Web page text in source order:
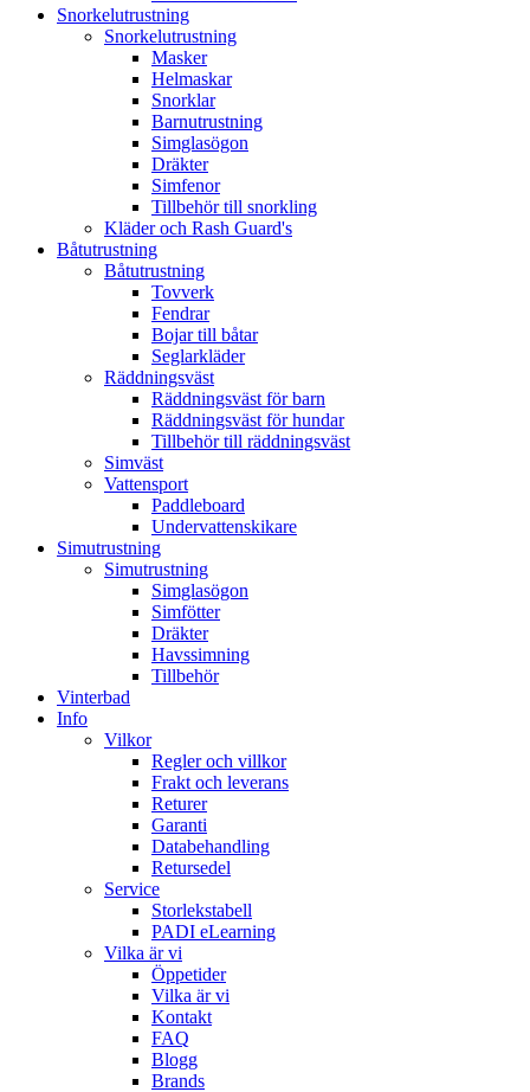
Snorkelutrustning
Snorkelutrustning
Masker
Helmaskar
Snorklar
Barnutrustning
Simglasögon
Dräkter
Simfenor
Tillbehör till snorkling
Kläder och Rash Guard's
Båtutrustning
Båtutrustning
Tovverk
Fendrar
Bojar till båtar
Seglarkläder
Räddningsväst
Räddningsväst för barn
Räddningsväst för hundar
Tillbehör till räddningsväst
Simväst
Vattensport
Paddleboard
Undervattenskikare
Simutrustning
Simutrustning
Simglasögon
Simfötter
Dräkter
Havssimning
Tillbehör
Vinterbad
Info
Vilkor
Regler och villkor
Frakt och leverans
Returer
Garanti
Databehandling
Retursedel
Service
Storlekstabell
PADI eLearning
Vilka är vi
Öppetider
Vilka är vi
Kontakt
FAQ
Blogg
Brands